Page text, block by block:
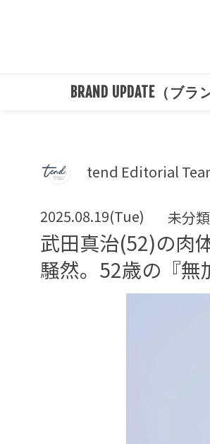
BRAND UPDATE（ブ
tend Editorial
2025.08.19(Tue) 未分類
武田真治(52)の肉
騒然。52歳の『無